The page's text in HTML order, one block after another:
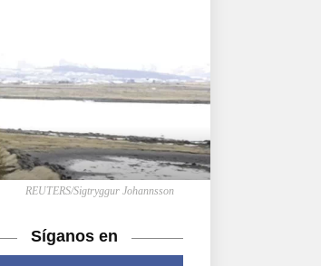
REUTERS/Sigtryggur Johannsson
Síganos en